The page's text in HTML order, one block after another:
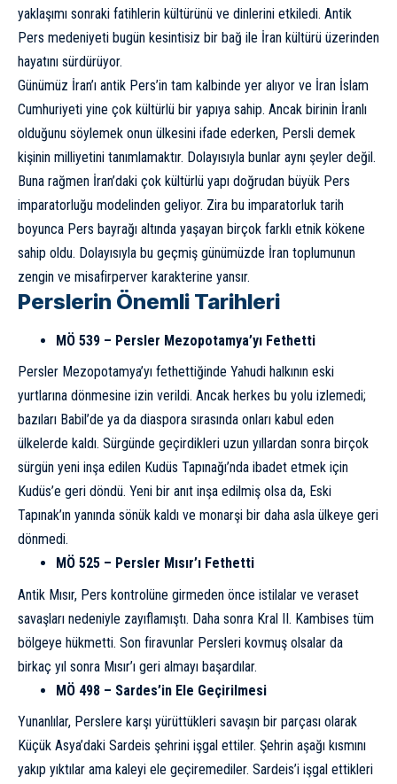
yaklaşımı sonraki fatihlerin kültürünü ve dinlerini etkiledi. Antik
Pers medeniyeti bugün kesintisiz bir bağ ile İran kültürü üzerinden
hayatını sürdürüyor.
Günümüz İran’ı antik Pers’in tam kalbinde yer alıyor ve İran İslam
Cumhuriyeti yine çok kültürlü bir yapıya sahip. Ancak birinin İranlı
olduğunu söylemek onun ülkesini ifade ederken, Persli demek
kişinin milliyetini tanımlamaktır. Dolayısıyla bunlar aynı şeyler değil.
Buna rağmen İran’daki çok kültürlü yapı doğrudan büyük Pers
imparatorluğu modelinden geliyor. Zira bu imparatorluk tarih
boyunca Pers bayrağı altında yaşayan birçok farklı etnik kökene
sahip oldu. Dolayısıyla bu geçmiş günümüzde İran toplumunun
zengin ve misafirperver karakterine yansır.
Perslerin Önemli Tarihleri
MÖ 539 – Persler Mezopotamya’yı Fethetti
Persler Mezopotamya’yı fethettiğinde Yahudi halkının eski
yurtlarına dönmesine izin verildi. Ancak herkes bu yolu izlemedi;
bazıları Babil’de ya da diaspora sırasında onları kabul eden
ülkelerde kaldı. Sürgünde geçirdikleri uzun yıllardan sonra birçok
sürgün yeni inşa edilen Kudüs Tapınağı’nda ibadet etmek için
Kudüs’e geri döndü. Yeni bir anıt inşa edilmiş olsa da, Eski
Tapınak’ın yanında sönük kaldı ve monarşi bir daha asla ülkeye geri
dönmedi.
MÖ 525 – Persler Mısır’ı Fethetti
Antik Mısır, Pers kontrolüne girmeden önce istilalar ve veraset
savaşları nedeniyle zayıflamıştı. Daha sonra Kral II. Kambises tüm
bölgeye hükmetti. Son firavunlar Persleri kovmuş olsalar da
birkaç yıl sonra Mısır’ı geri almayı başardılar.
MÖ 498 – Sardes’in Ele Geçirilmesi
Yunanlılar, Perslere karşı yürüttükleri savaşın bir parçası olarak
Küçük Asya’daki Sardeis şehrini işgal ettiler. Şehrin aşağı kısmını
yakıp yıktılar ama kaleyi ele geçiremediler. Sardeis’i işgal ettikleri